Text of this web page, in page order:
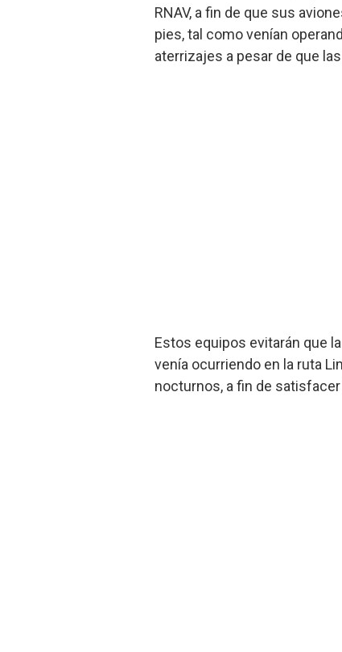
RNAV, a fin de que sus
pies, tal como venían
aterrizajes a pesar de que
Estos equipos evitarán que
venía ocurriendo en la ruta
nocturnos, a fin de